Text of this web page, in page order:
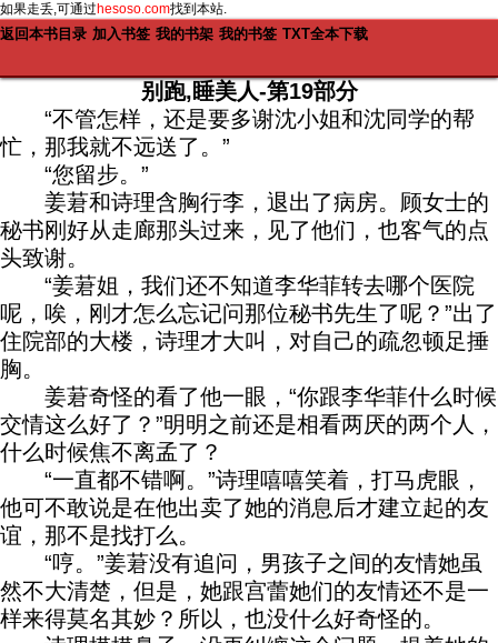
如果走丢,可通过hesoso.com找到本站.
返回本书目录 加入书签 我的书架 我的书签 TXT全本下载
别跑,睡美人-第19部分
“不管怎样，还是要多谢沈小姐和沈同学的帮
忙，那我就不远送了。”
“您留步。”
姜莙和诗理含胸行李，退出了病房。顾女士的
秘书刚好从走廊那头过来，见了他们，也客气的点
头致谢。
“姜莙姐，我们还不知道李华菲转去哪个医院
呢，唉，刚才怎么忘记问那位秘书先生了呢？”出了
住院部的大楼，诗理才大叫，对自己的疏忽顿足捶
胸。
姜莙奇怪的看了他一眼，“你跟李华菲什么时候
交情这么好了？”明明之前还是相看两厌的两个人，
什么时候焦不离孟了？
“一直都不错啊。”诗理嘻嘻笑着，打马虎眼，
他可不敢说是在他出卖了她的消息后才建立起的友
谊，那不是找打么。
“哼。”姜莙没有追问，男孩子之间的友情她虽
然不大清楚，但是，她跟宫蕾她们的友情还不是一
样来得莫名其妙？所以，也没什么好奇怪的。